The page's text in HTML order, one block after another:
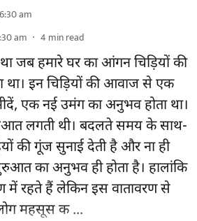
am
am 4 min read
जब हमारे घर का आंगन चिड़ियों की
था। इन चिड़ियों की आवाज से एक
एक नई उमंग का अनुभव होता था।
लगती थी। बदलते समय के साथ-
की गूंज सुनाई देती है और ना ही
का अनुभव ही होता है। हालांकि
में रहते हैं लेकिन इस वातावरण से
महसूस क ...